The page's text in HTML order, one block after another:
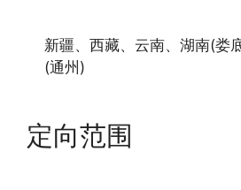
新疆、西藏、云南、湖南(娄
(通州)
定向范围